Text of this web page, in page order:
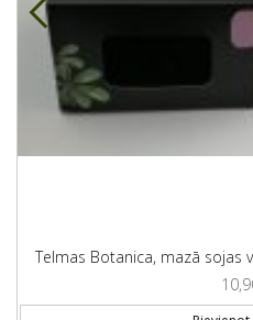
Telmas Botanica, mazā sojas